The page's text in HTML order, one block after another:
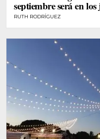
septiembre será en
RUTH RODRÍGUEZ